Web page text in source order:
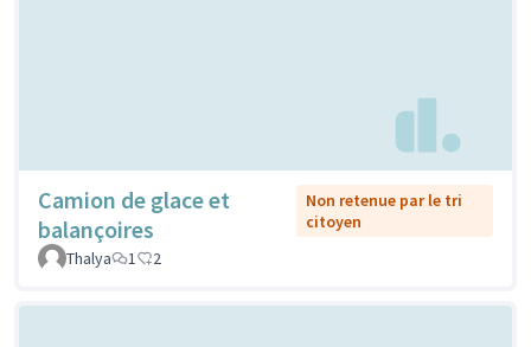
Camion de glace et
balançoires
Non retenue par le tri
citoyen
Thalya
1 2